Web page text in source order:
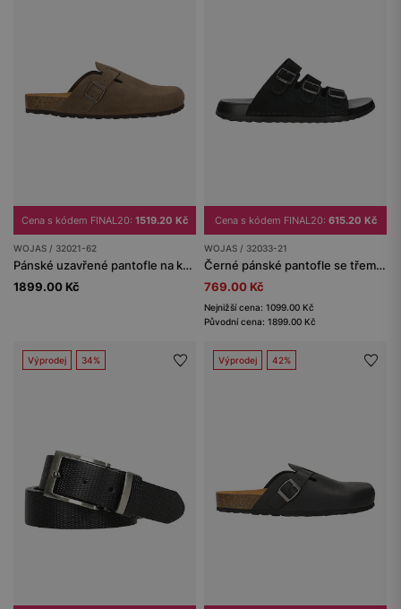
Cena s kódem FINAL20: 1519.20 Kč
WOJAS / 32021-62
Pánské uzavřené pantofle na korkové podrážce
1899.00 Kč
Cena s kódem FINAL20: 615.20 Kč
WOJAS / 32033-21
Černé pánské pantofle se třemi přezkami
769.00 Kč
Nejnižší cena: 1099.00 Kč
Původní cena: 1899.00 Kč
Výprodej 34% Výprodej 42%